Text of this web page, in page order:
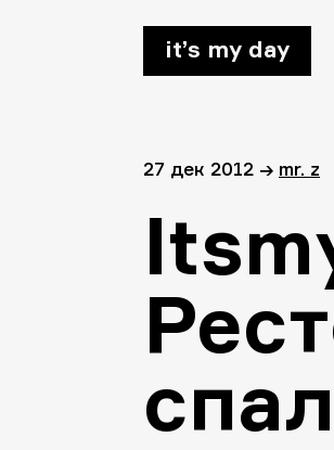
it’s my day
27 дек 2012 → mr. z